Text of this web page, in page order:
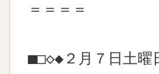
＝＝＝＝
■□◇◆２月７日土曜